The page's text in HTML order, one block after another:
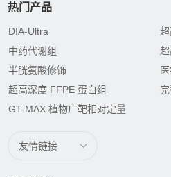
热门产品
DIA-Ultra
中药代谢组
半胱氨酸修饰
超高深度 FFPE 蛋白组
GT-MAX 植物广靶相对定量
友情链接